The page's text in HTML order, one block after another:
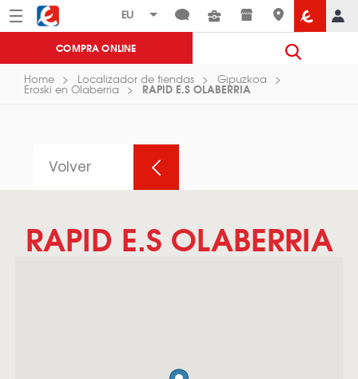
Menú Eroski
COMPRA ONLINE
Home Localizador de tiendas Gipuzkoa
Eroski en Olaberria RAPID E.S OLABERRIA
Volver
RAPID E.S OLABERRIA